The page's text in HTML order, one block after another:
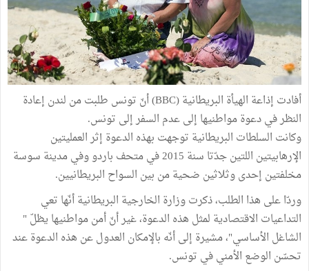
أفادت إذاعة الهيأة البريطانية (BBC) أنّ تونس طلبت من لندن إعادة
النظر في دعوة مواطنيها إلى عدم السفر إلى تونس.
وكانت السلطات البريطانية توجهت بهذه الدعوة إثر العمليتين
الإرهابيتين اللتين جدّتا سنة 2015 في متحف باردو وفي مدينة سوسة
مخلفتين إحدى وثلاثين ضحية من بين السواح البريطانيين.
وردّا على هذا الطلب، ذكرت وزارة الخارجية البريطانية أنّها تعي
التداعيات الاقتصادية لمثل هذه الدعوة، غير أنّ أمن مواطنيها يظلّ "
الشاغل الأساسي"، مشيرة إلى أنّه بالإمكان العدول عن هذه الدعوة عند
تحسّن الوضع الأمني في تونس.